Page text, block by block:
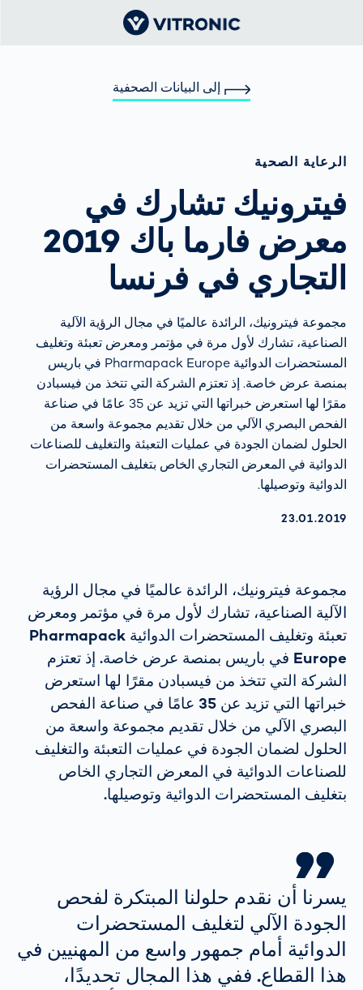
إلى البيانات الصحفية
الرعاية الصحية
فيترونيك تشارك في
التجاري في فرنسا
مجموعة فيترونيك، الرائدة عالميًا في مجال الرؤية الآلية
الصناعية، تشارك لأول مرة في مؤتمر ومعرض تعبئة وتغليف
المستحضرات الدوائية Pharmapack Europe في باريس
بمنصة عرض خاصة. إذ تعتزم الشركة التي تتخذ من فيسبادن
مقرًا لها استعرض خبراتها التي تزيد عن 35 عامًا في صناعة
الفحص البصري الآلي من خلال تقديم مجموعة واسعة من
الحلول لضمان الجودة في عمليات التعبئة والتغليف للصناعات
الدوائية في المعرض التجاري الخاص بتغليف المستحضرات
الدوائية وتوصيلها.
AKTUALISIERT AM:
23.01.2019
مجموعة فيترونيك، الرائدة عالميًا في مجال الرؤية
الآلية الصناعية، تشارك لأول مرة في مؤتمر ومعرض
تعبئة وتغليف المستحضرات الدوائية Pharmapack
Europe في باريس بمنصة عرض خاصة. إذ تعتزم
الشركة التي تتخذ من فيسبادن مقرًا لها استعرض
خبراتها التي تزيد عن 35 عامًا في صناعة الفحص
البصري الآلي من خلال تقديم مجموعة واسعة من
الحلول لضمان الجودة في عمليات التعبئة والتغليف
للصناعات الدوائية في المعرض التجاري الخاص
بتغليف المستحضرات الدوائية وتوصيلها.
يسرنا أن نقدم حلولنا المبتكرة لفحص
الجودة الآلي لتغليف المستحضرات
الدوائية أمام جمهور واسع من المهنيين في
هذا القطاع. ففي هذا المجال تحديدًا،